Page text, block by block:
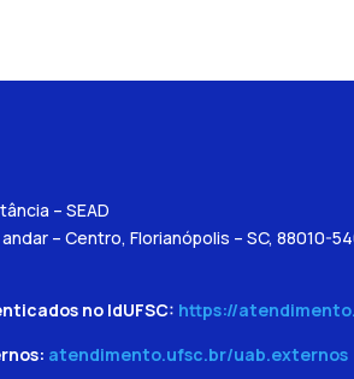
– SEAD
– Centro, Florianópolis – SC, 88010-
no IdUFSC: https://
atendimento.ufsc.br/uab.externos